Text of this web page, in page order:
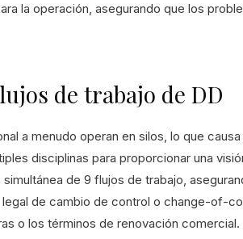
la operación, asegurando que los
de trabajo de DD
a menudo operan en silos, lo que
disciplinas para proporcionar una
de 9 flujos de trabajo,
legal de cambio de control o change-of-
o los términos de renovación comercial.